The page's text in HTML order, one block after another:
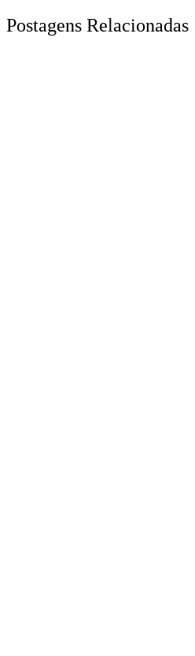
Postagens Relacionadas